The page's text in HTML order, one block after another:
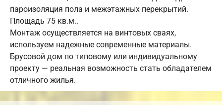
пароизоляция пола и межэтажных перекрытий.
Площадь 75 кв.м..
Монтаж осуществляется на винтовых сваях,
используем надежные современные материалы.
Брусовой дом по типовому или индивидуальному
проекту — реальная возможность стать обладателем
отличного жилья.